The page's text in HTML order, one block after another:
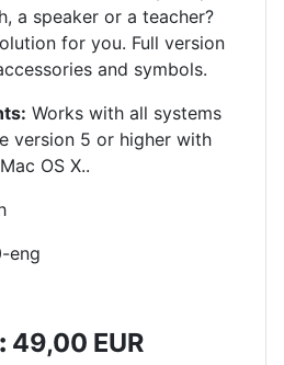
a speaker or a teacher?
for you. Full version
and symbols.
Works with all systems
version 5 or higher with
OS X..
eng
49,00 EUR